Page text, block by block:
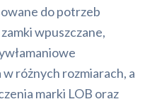
do potrzeb
wpuszczane,
różnych rozmiarach, a
marki LOB oraz